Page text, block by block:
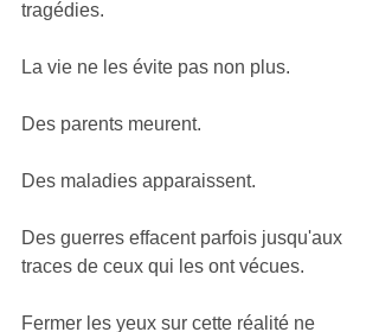
tragédies.
La vie ne les évite pas non plus.
Des parents meurent.
Des maladies apparaissent.
Des guerres effacent parfois jusqu'aux
traces de ceux qui les ont vécues.
Fermer les yeux sur cette réalité ne